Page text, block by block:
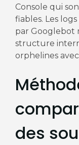
Console qui
fiables. Les
par Googlebot
structure
orphelines
des